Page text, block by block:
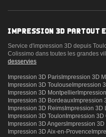
IMPRESSION 3D PARTOUT
Service d'impression 3D depuis
Colissimo dans toutes les grandes
desservies
Impression 3D Paris Impression 3D
Impression 3D Toulouse Impression
Impression 3D Montpellier
Impression 3D Bordeaux Impression
Impression 3D Reims Impression 3D
Impression 3D Toulon Impression 3D
Impression 3D Angers Impression 3D
Impression 3D Aix-en-Provence